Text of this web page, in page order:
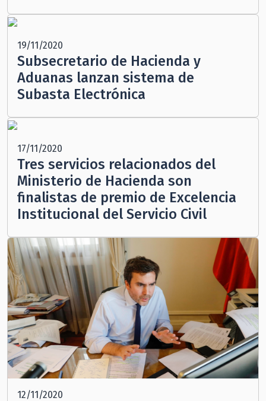
19/11/2020
Subsecretario de Hacienda y
Aduanas lanzan sistema de
Subasta Electrónica
17/11/2020
Tres servicios relacionados del
Ministerio de Hacienda son
finalistas de premio de Excelencia
Institucional del Servicio Civil
12/11/2020